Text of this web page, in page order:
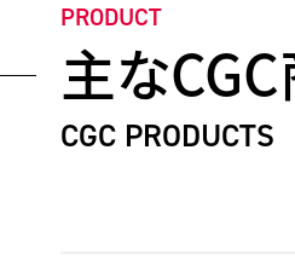
PRODUCT
主な
CGC PRODUCTS